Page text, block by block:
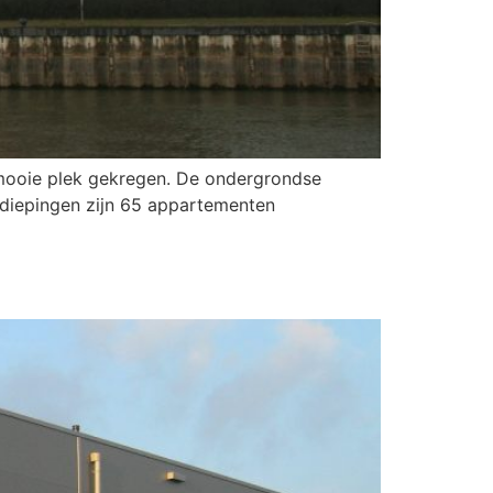
plek gekregen. De ondergrondse
zijn 65 appartementen